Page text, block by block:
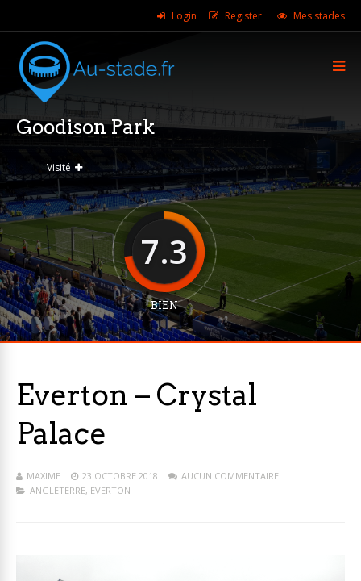
Login Register Mes stades
Goodison Park
Visité
7.3
BIEN
Everton – Crystal
Palace
MAXIME 23 OCTOBRE 2018
AUCUN COMMENTAIRE
ANGLETERRE, EVERTON